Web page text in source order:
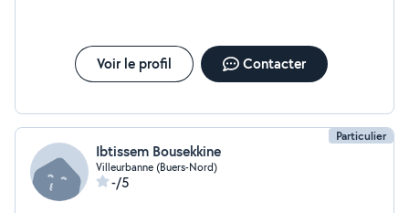
Voir le profil Contacter
Particulier
Ibtissem Bousekkine
Villeurbanne (Buers-Nord)
-/5